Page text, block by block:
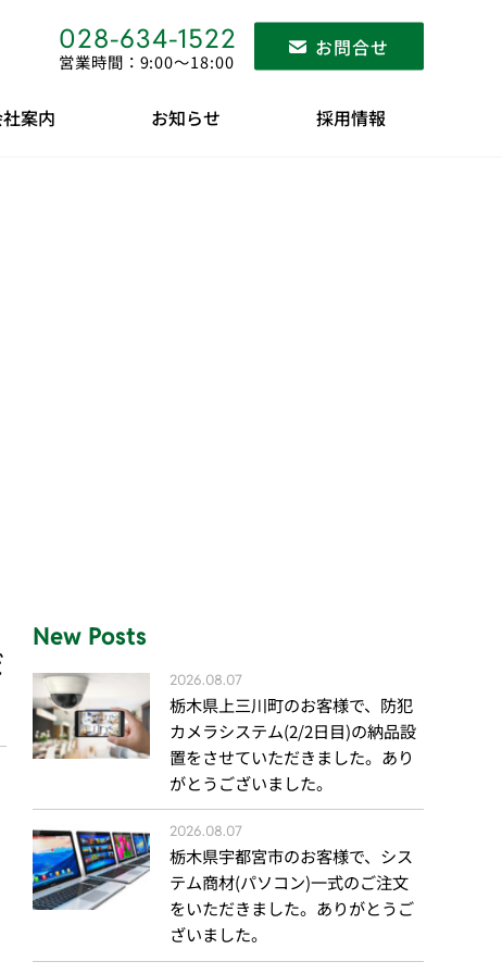
028-634-1522
営業時間：9:00〜18:00
お問合せ
案内 お知らせ 採用情報
New Posts
2026.08.07
栃木県上三川町のお客様で、防犯
カメラシステム(2/2日目)の納品設
置をさせていただきました。あり
がとうございました。
2026.08.07
栃木県宇都宮市のお客様で、シス
テム商材(パソコン)一式のご注文
をいただきました。ありがとうご
ざいました。